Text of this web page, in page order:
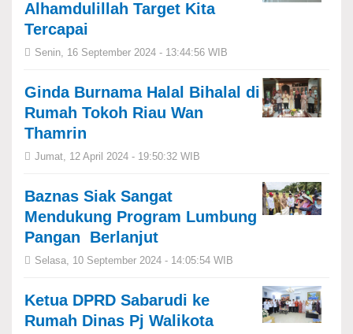
Alhamdulillah Target Kita
Tercapai
Senin, 16 September 2024 - 13:44:56 WIB
Ginda Burnama Halal Bihalal di
Rumah Tokoh Riau Wan
Thamrin
Jumat, 12 April 2024 - 19:50:32 WIB
Baznas Siak Sangat
Mendukung Program Lumbung
Pangan Berlanjut
Selasa, 10 September 2024 - 14:05:54 WIB
Ketua DPRD Sabarudi ke
Rumah Dinas Pj Walikota